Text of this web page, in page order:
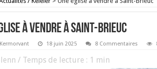
à vendre à Saint-Brieuc
18 juin 2025 8 Commentaires
/ Temps de lecture : 1 min